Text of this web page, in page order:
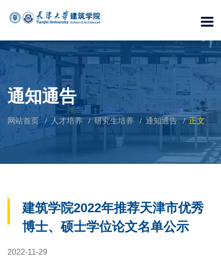
通知通告
网站首页 人才培养 研究生培养 通知通告 正文
建筑学院2022年推荐天津市优秀
博士、硕士学位论文名单公示
2022-11-29